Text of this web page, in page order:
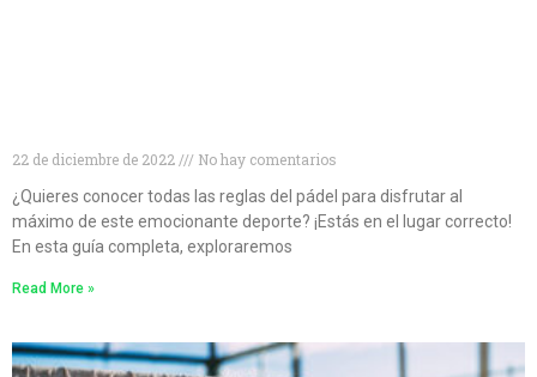
22 de diciembre de 2022
No hay comentarios
¿Quieres conocer todas las reglas del pádel para disfrutar al
máximo de este emocionante deporte? ¡Estás en el lugar correcto!
En esta guía completa, exploraremos
Read More »